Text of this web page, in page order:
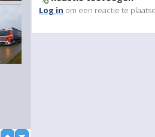
Log in om een reactie te